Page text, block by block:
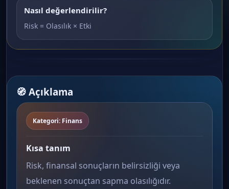
Nasıl değerlendirilir?
Risk = Olasılık × Etki
🧭 Açıklama
Kategori: Finans
Kısa tanım
Risk, finansal sonuçların belirsizliği veya
beklenen sonuçtan sapma olasılığıdır.